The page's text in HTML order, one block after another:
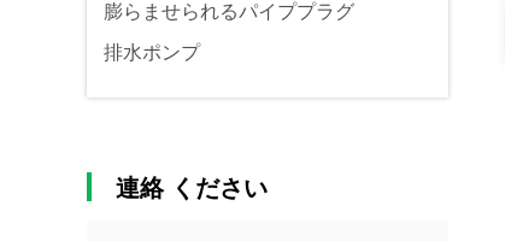
膨らませられるパイププラグ
排水ポンプ
連絡 ください